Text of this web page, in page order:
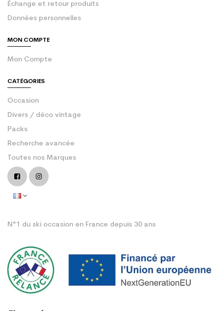
Échange et retour produits
Données personnelles
MON COMPTE
Mon Compte
CATÉGORIES
Occasion
Divers / déco vintage
Packs
Recherche avancée
Toutes nos Marques
N°1 du ski occasion en France depuis 30 ans